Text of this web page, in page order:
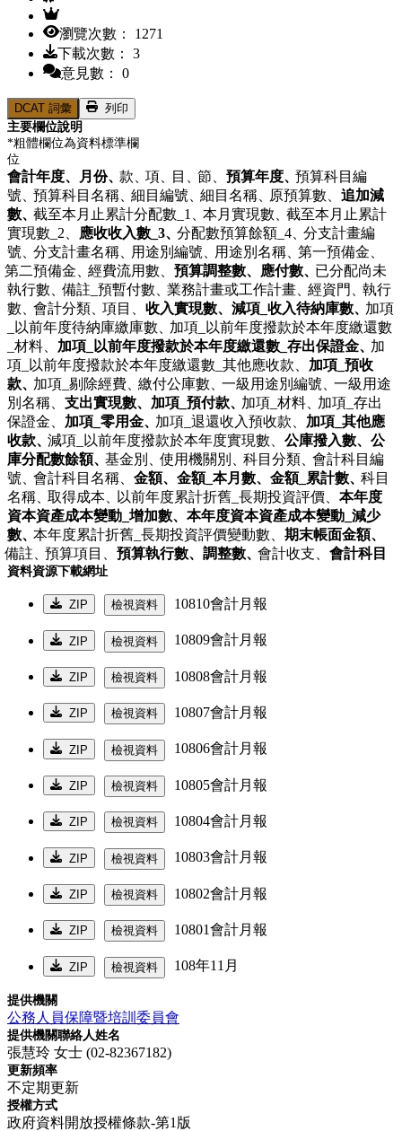
瀏覽次數： 1271
下載次數： 3
意見數： 0
DCAT 詞彙
列印
主要欄位說明
*粗體欄位為資料標準欄
位
會計年度、 月份、款、項、 目、節、 預算年度、預算科目編
號、預算科目名稱、細目編號、細目名稱、原預算數、 追加減
數、截至本月止累計分配數_1、本月實現數、截至本月止累計
實現數_2、
應收收入數_3、分配數預算餘額_4、分支計畫編
號、分支計畫名稱、用途別編號、用途別名稱、第一預備金、
第二預備金、經費流用數、 預算調整數、 應付數、已分配尚未
執行數、備註_預暫付數、業務計畫或工作計畫、經資門、執行
數、會計分類、項目、 收入實現數、 減項_收入待納庫數、加項
_以前年度待納庫繳庫數、加項_以前年度撥款於本年度繳還數
_材料、 加項_以前年度撥款於本年度繳還數_存出保證金、加
項_以前年度撥款於本年度繳還數_其他應收款、 加項_預收
款、加項_剔除經費、繳付公庫數、一級用途別編號、一級用途
別名稱、 支出實現數、 加項_預付款、加項_材料、加項_存出
保證金、 加項_零用金、加項_退還收入預收款、 加項_其他應
收款、減項_以前年度撥款於本年度實現數、 公庫撥入數、 公
庫分配數餘額、基金別、使用機關別、科目分類、會計科目編
號、會計科目名稱、 金額、 金額_本月數、 金額_累計數、科目
名稱、取得成本、 以前年度累計折舊_長期投資評價、 本年度
資本資產成本變動_增加數、 本年度資本資產成本變動_減少
數、本年度累計折舊_長期投資評價變動數、 期末帳面金額、
備註、預算項目、 預算執行數、 調整數、會計收支、 會計科目
資料資源下載網址
ZIP 檢視資料 10810會計月報
ZIP 檢視資料 10809會計月報
ZIP 檢視資料 10808會計月報
ZIP 檢視資料 10807會計月報
ZIP 檢視資料 10806會計月報
ZIP 檢視資料 10805會計月報
ZIP 檢視資料 10804會計月報
ZIP 檢視資料 10803會計月報
ZIP 檢視資料 10802會計月報
ZIP 檢視資料 10801會計月報
ZIP 檢視資料 108年11月
提供機關
公務人員保障暨培訓委員會
提供機關聯絡人姓名
張慧玲 女士 (02-82367182)
更新頻率
不定期更新
授權方式
政府資料開放授權條款-第1版